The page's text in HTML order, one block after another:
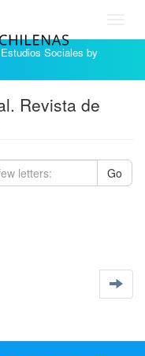
Sociales by
Revista de
Go